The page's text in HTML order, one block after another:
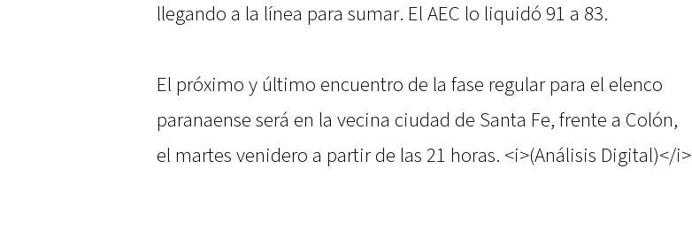
llegando a la línea para sumar. El AEC lo liquidó 91 a 83.
El próximo y último encuentro de la fase regular para el elenco
paranaense será en la vecina ciudad de Santa Fe, frente a Colón,
el martes venidero a partir de las 21 horas. <i>(Análisis Digital)</i>